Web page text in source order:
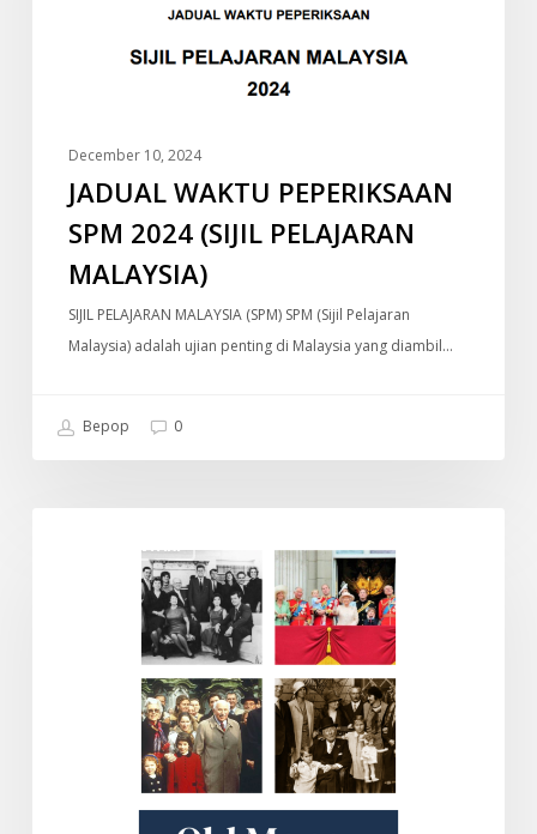
December 10, 2024
JADUAL WAKTU PEPERIKSAAN
SPM 2024 (SIJIL PELAJARAN
MALAYSIA)
SIJIL PELAJARAN MALAYSIA (SPM) SPM (Sijil Pelajaran
Malaysia) adalah ujian penting di Malaysia yang diambil…
Bepop 0
DOKUMENTARI